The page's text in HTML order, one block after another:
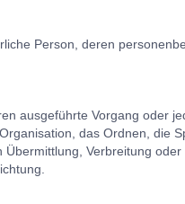
Person, deren
ausgeführte Vorgang oder
das Ordnen, die
Verbreitung